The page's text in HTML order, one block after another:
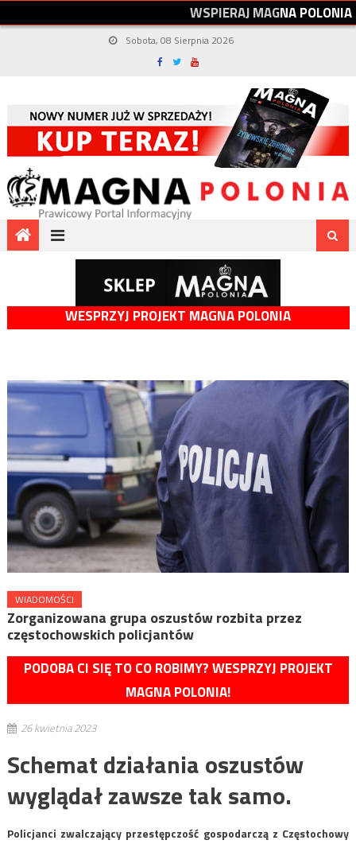
WSPIERAJMAGNAPOLONIA
Sobota, 08 Sierpnia 2026
WESPRZYJ PROJEKT MAGNA POLONIA
WIADOMOŚCI
Zorganizowana grupa oszustów rozbita przez
częstochowskich policjantów
PODOBA CI SIĘ TO CO ROBIMY? WESPRZYJ PROJEKT
MAGNA POLONIA!
26 kwietnia 2023
Schemat działania oszustów
wyglądał zawsze tak samo.
Policjanci zwalczający przestępczość gospodarczą z Częstochowy